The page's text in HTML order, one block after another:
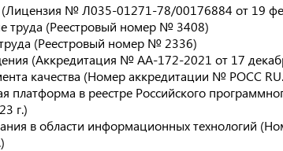
(Лицензия № Л035-01271-78/00176884 от 19
труда (Реестровый номер № 3408)
(Реестровый номер № 2336)
(Аккредитация № АА-172-2021 от 17
качества (Номер аккредитации № РОСС
платформа в реестре Российского
г.)
в области информационных технологий